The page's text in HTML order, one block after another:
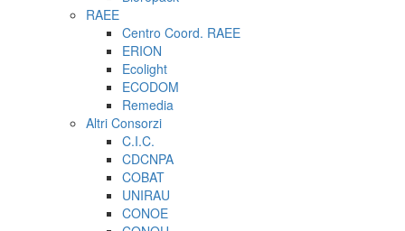
RAEE
Centro Coord. RAEE
ERION
Ecolight
ECODOM
Remedia
Altri Consorzi
C.I.C.
CDCNPA
COBAT
UNIRAU
CONOE